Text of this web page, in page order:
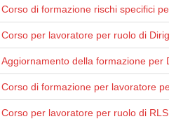
Corso di formazione rischi specifici
Corso per lavoratore per ruolo di
Aggiornamento della formazione per
Corso di formazione per lavoratore
Corso per lavoratore per ruolo di